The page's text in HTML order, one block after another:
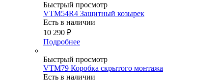
Быстрый просмотр
VTM54R4 Защитный козырек
Есть в наличии
10 290 ₽
Подробнее
Быстрый просмотр
VTM79 Коробка cкрытого монтажа
Есть в наличии